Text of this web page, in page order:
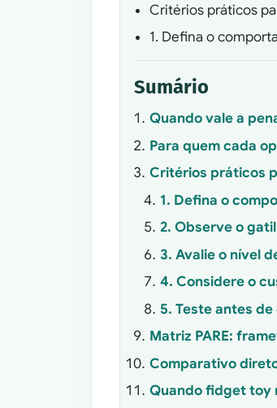
Critérios práticos
1. Defina o
Sumário
Quando vale a
Para quem cada
Critérios práticos
1. Defina o
2. Observe o
3. Avalie o nível
4. Considere o
5. Teste antes
Matriz PARE:
Comparativo
Quando fidget toy